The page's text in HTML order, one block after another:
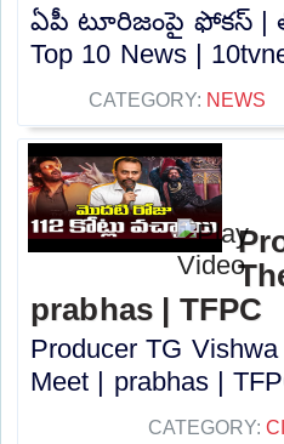
ఏపీ టూరిజంపై ఫోకస్ |
Top 10 News |
CATEGORY: NEWS
prabhas | TFPC
Producer TG
Meet | prabhas |
CATEGORY: